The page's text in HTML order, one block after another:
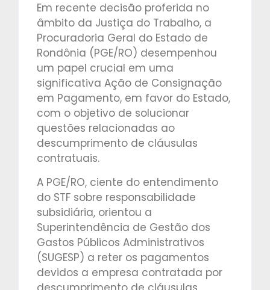
Em recente decisão proferida no
âmbito da Justiça do Trabalho, a
Procuradoria Geral do Estado de
Rondônia (PGE/RO) desempenhou
um papel crucial em uma
significativa Ação de Consignação
em Pagamento, em favor do Estado,
com o objetivo de solucionar
questões relacionadas ao
descumprimento de cláusulas
contratuais.
A PGE/RO, ciente do entendimento
do STF sobre responsabilidade
subsidiária, orientou a
Superintendência de Gestão dos
Gastos Públicos Administrativos
(SUGESP) a reter os pagamentos
devidos a empresa contratada por